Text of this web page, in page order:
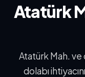
Atatürk
Atatürk Mah.
dolabı